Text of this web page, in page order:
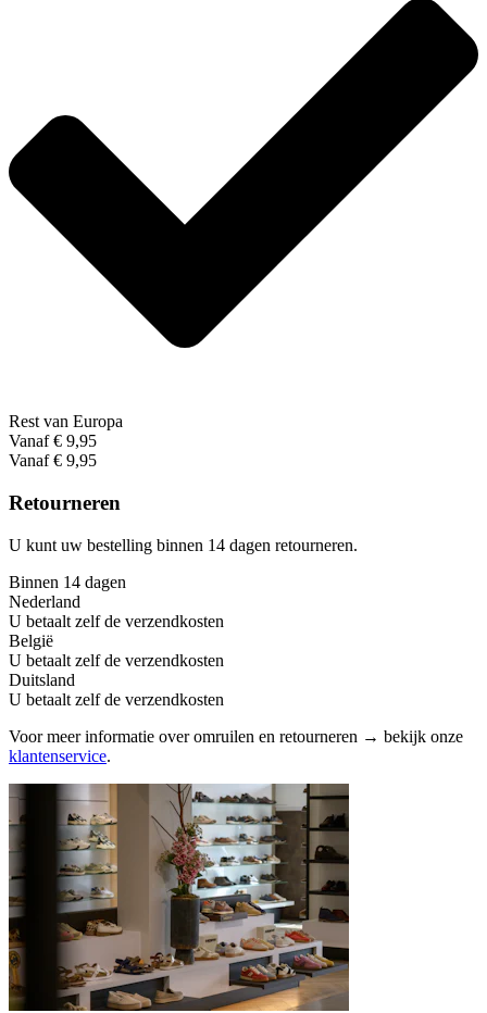
Rest van Europa
Vanaf € 9,95
Vanaf € 9,95
Retourneren
U kunt uw bestelling binnen 14 dagen retourneren.
Binnen 14 dagen
Nederland
U betaalt zelf de verzendkosten
België
U betaalt zelf de verzendkosten
Duitsland
U betaalt zelf de verzendkosten
Voor meer informatie over omruilen en retourneren → bekijk onze
klantenservice.